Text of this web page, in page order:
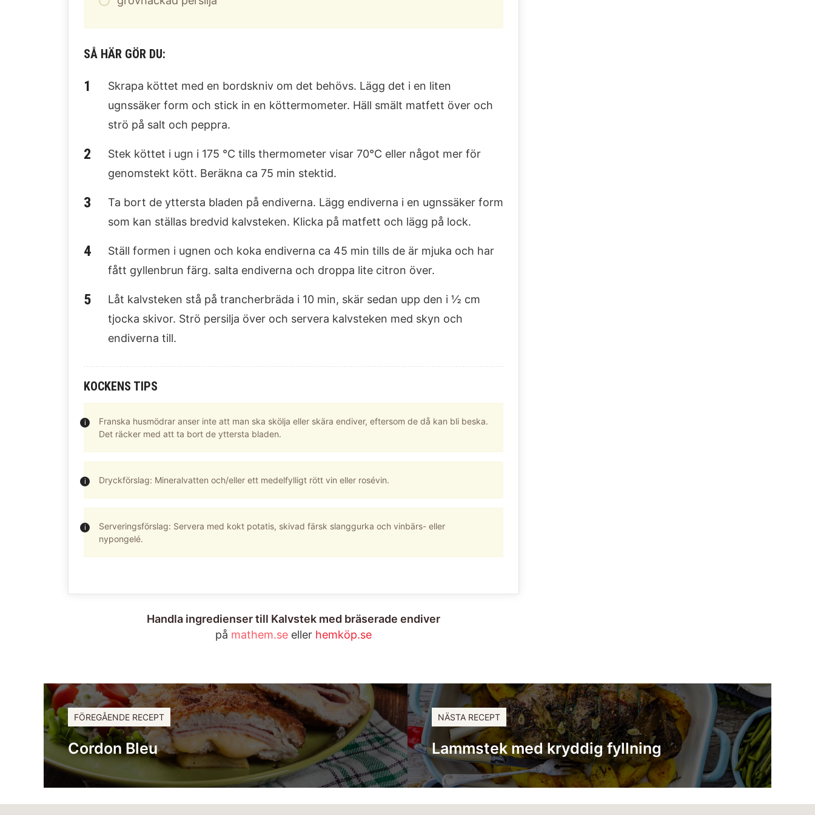
SÅ HÄR GÖR DU:
Skrapa köttet med en bordskniv om det behövs. Lägg det i en liten
ugnssäker form och stick in en köttermometer. Häll smält matfett över och
strö på salt och peppra.
Stek köttet i ugn i 175 °C tills thermometer visar 70°C eller något mer för
genomstekt kött. Beräkna ca 75 min stektid.
Ta bort de yttersta bladen på endiverna. Lägg endiverna i en ugnssäker form
som kan ställas bredvid kalvsteken. Klicka på matfett och lägg på lock.
Ställ formen i ugnen och koka endiverna ca 45 min tills de är mjuka och har
fått gyllenbrun färg. salta endiverna och droppa lite citron över.
Låt kalvsteken stå på trancherbräda i 10 min, skär sedan upp den i ½ cm
tjocka skivor. Strö persilja över och servera kalvsteken med skyn och
endiverna till.
KOCKENS TIPS
Franska husmödrar anser inte att man ska skölja eller skära endiver, eftersom de då kan bli beska.
Det räcker med att ta bort de yttersta bladen.
Dryckförslag: Mineralvatten och/eller ett medelfylligt rött vin eller rosévin.
Serveringsförslag: Servera med kokt potatis, skivad färsk slanggurka och vinbärs- eller
nypongelé.
Handla ingredienser till Kalvstek med bräserade endiver
på mathem.se eller hemköp.se
FÖREGÅENDE RECEPT
Cordon Bleu
NÄSTA RECEPT
Lammstek med kryddig fyllning